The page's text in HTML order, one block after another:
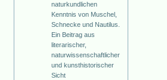
naturkundlichen
Kenntnis von Muschel,
Schnecke und Nautilus.
Ein Beitrag aus
literarischer,
naturwissenschaftlicher
und kunsthistorischer
Sicht